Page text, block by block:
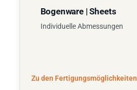
Bogenware | Sheets
Individuelle Abmessungen
Zu den Fertigungsmöglichkeiten